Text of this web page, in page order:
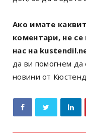
Ако имате
коментари, не
нас на
да ви помогнем да
новини от